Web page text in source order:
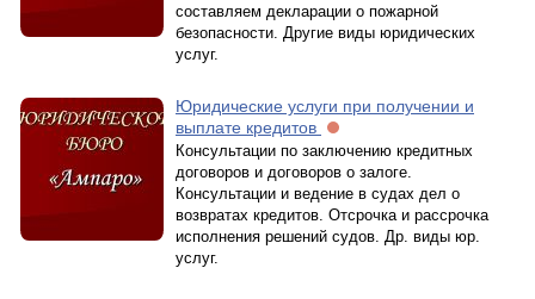
составляем декларации о пожарной
безопасности. Другие виды юридических
услуг.
Юридические услуги при получении и
выплате кредитов
Консультации по заключению кредитных
договоров и договоров о залоге.
Консультации и ведение в судах дел о
возвратах кредитов. Отсрочка и рассрочка
исполнения решений судов. Др. виды юр.
услуг.